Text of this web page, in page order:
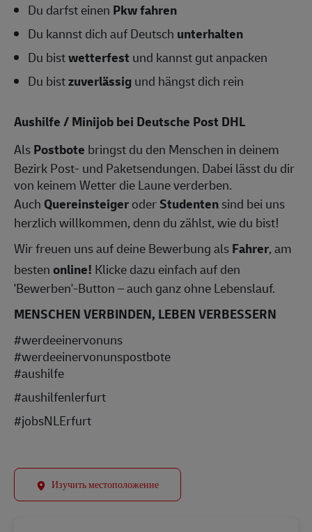
Du darfst einen Pkw fahren
Du kannst dich auf Deutsch unterhalten
Du bistwetterfest und kannst gut anpacken
Du bistzuverlässigund hängst dich rein
Aushilfe / Minijob bei Deutsche Post DHL
AlsPostbote bringst du den Menschen in deinem
Bezirk Post- und Paketsendungen. Dabei lässt du dir
von keinem Wetter die Laune verderben.
Auch QuereinsteigeroderStudentensind bei uns
herzlich willkommen, denn du zählst, wie du bist!
Wir freuen uns auf deine Bewerbung alsFahrer, am
bestenonline! Klicke dazu einfach auf den
'Bewerben'-Button – auch ganz ohne Lebenslauf.
MENSCHEN VERBINDEN, LEBEN VERBESSERN
#werdeeinervonuns
#werdeeinervonunspostbote
#aushilfe
#aushilfenlerfurt
#jobsNLErfurt
Изучить местоположение